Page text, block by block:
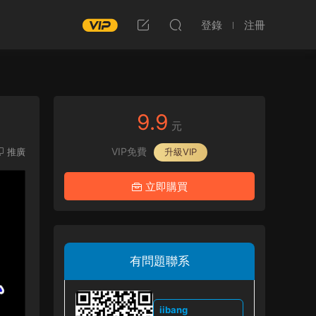
登錄 注冊
推廣
9.9 元
VIP免費 升級VIP
立即購買
有問題聯系
iibang